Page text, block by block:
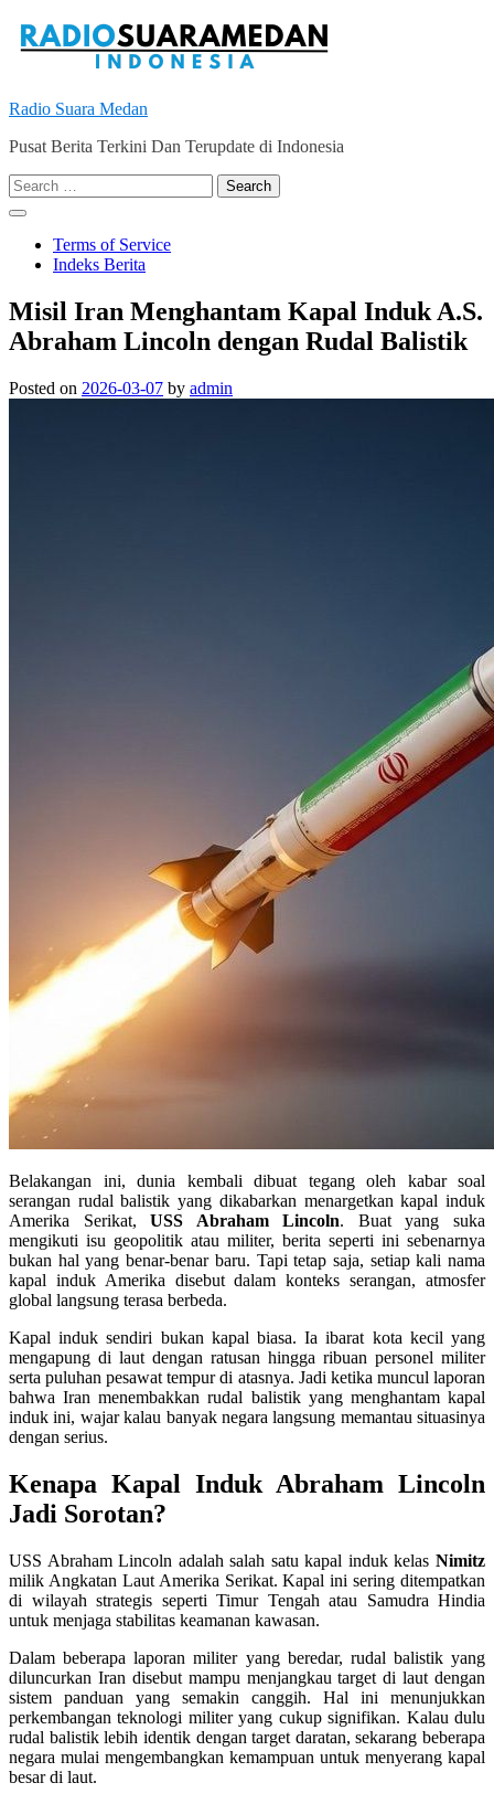
content
Radio Suara Medan
Pusat Berita Terkini Dan Terupdate di Indonesia
Search
for:
Terms of Service
Indeks Berita
Misil Iran Menghantam Kapal Induk A.S.
Abraham Lincoln dengan Rudal Balistik
Posted on 2026-03-07 by admin
Belakangan ini, dunia kembali dibuat tegang oleh kabar soal
serangan rudal balistik yang dikabarkan menargetkan kapal induk
Amerika Serikat,USS Abraham Lincoln. Buat yang suka
mengikuti isu geopolitik atau militer, berita seperti ini sebenarnya
bukan hal yang benar-benar baru. Tapi tetap saja, setiap kali nama
kapal induk Amerika disebut dalam konteks serangan, atmosfer
global langsung terasa berbeda.
Kapal induk sendiri bukan kapal biasa. Ia ibarat kota kecil yang
mengapung di laut dengan ratusan hingga ribuan personel militer
serta puluhan pesawat tempur di atasnya. Jadi ketika muncul laporan
bahwa Iran menembakkan rudal balistik yang menghantam kapal
induk ini, wajar kalau banyak negara langsung memantau situasinya
dengan serius.
Kenapa Kapal Induk Abraham Lincoln
Jadi Sorotan?
USS Abraham Lincoln adalah salah satu kapal induk kelas Nimitz
milik Angkatan Laut Amerika Serikat. Kapal ini sering ditempatkan
di wilayah strategis seperti Timur Tengah atau Samudra Hindia
untuk menjaga stabilitas keamanan kawasan.
Dalam beberapa laporan militer yang beredar, rudal balistik yang
diluncurkan Iran disebut mampu menjangkau target di laut dengan
sistem panduan yang semakin canggih. Hal ini menunjukkan
perkembangan teknologi militer yang cukup signifikan. Kalau dulu
rudal balistik lebih identik dengan target daratan, sekarang beberapa
negara mulai mengembangkan kemampuan untuk menyerang kapal
besar di laut.